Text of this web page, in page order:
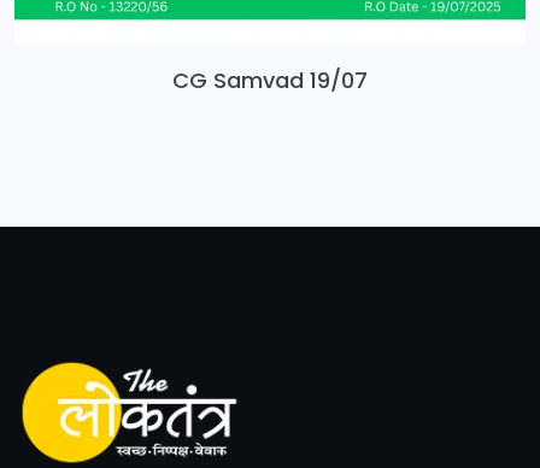
CG Samvad 19/07